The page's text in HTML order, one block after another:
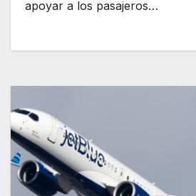
apoyar a los pasajeros…